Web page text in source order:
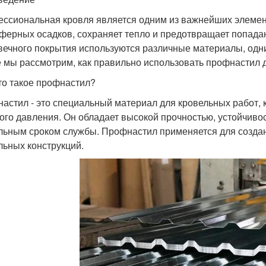
кровля является одним из важнейших
осадков, сохраняет тепло и предотвращает
покрытия используются различные материалы,
мы рассмотрим, как правильно использовать
такое профнастил?
- это специальный материал для кровельных работ,
давления. Он обладает высокой прочностью,
сроком службы. Профнастил применяется для
конструкций.